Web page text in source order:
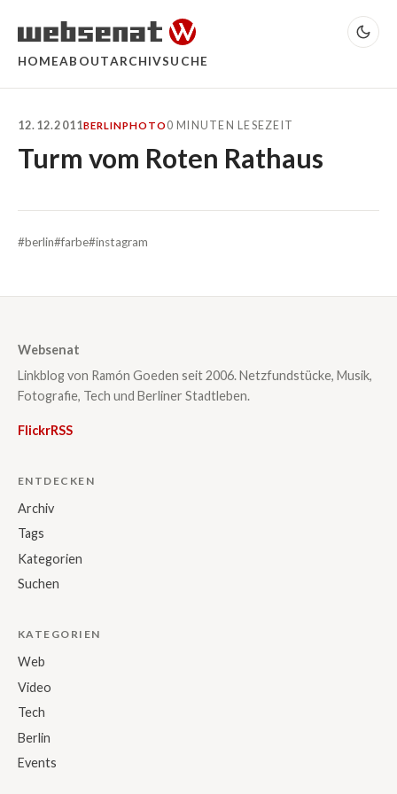
HOMEABOUTARCHIVSUCHE
12.12.2011BERLINPHOTO 0 MINUTEN LESEZEIT
Turm vom Roten Rathaus
#berlin#farbe#instagram
Websenat
Linkblog von Ramón Goeden seit 2006. Netzfundstücke, Musik,
Fotografie, Tech und Berliner Stadtleben.
FlickrRSS
ENTDECKEN
Archiv
Tags
Kategorien
Suchen
KATEGORIEN
Web
Video
Tech
Berlin
Events